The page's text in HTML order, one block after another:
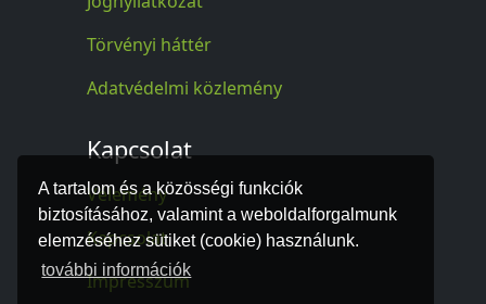
A tartalom és a közösségi funkciók
biztosításához, valamint a weboldalforgalmunk
elemzéséhez sütiket (cookie) használunk.
további információk
Törvényi háttér
Adatvédelmi közlemény
Kapcsolat
Vélemény
Kapcsolat
Impresszum